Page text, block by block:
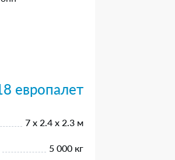
европалет
7 х 2.4 х 2.3 м
5 000 кг